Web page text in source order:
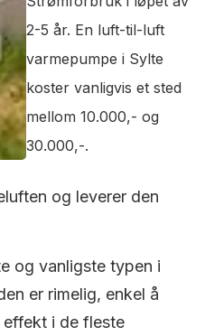
2-5 år. En luft-til-luft
varmepumpe i Sylte
koster vanligvis et sted
mellom 10.000,- og
30.000,-.
og leverer den
og vanligste typen i
er rimelig, enkel å
i de fleste